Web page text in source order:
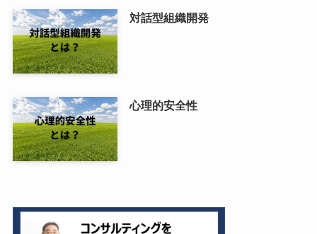
対話型組織開発
心理的安全性